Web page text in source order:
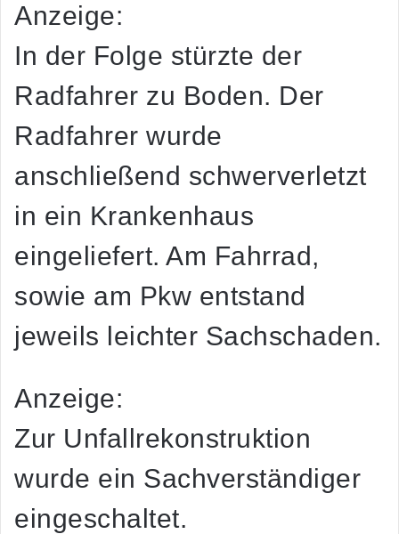
Anzeige:
In der Folge stürzte der
Radfahrer zu Boden. Der
Radfahrer wurde
anschließend schwerverletzt
in ein Krankenhaus
eingeliefert. Am Fahrrad,
sowie am Pkw entstand
jeweils leichter Sachschaden.
Anzeige:
Zur Unfallrekonstruktion
wurde ein Sachverständiger
eingeschaltet.